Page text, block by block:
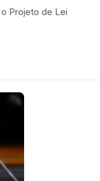
Projeto de Lei